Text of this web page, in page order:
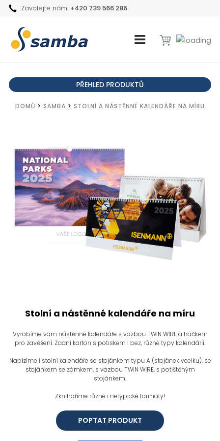
Zavolejte nám: +420 739 566 286
PŘEHLED PRODUKTŮ
DOMŮ > SAMBA > STOLNÍ A NÁSTĚNNÉ KALENDÁŘE NA MÍRU
Stolní a nástěnné kalendáře na míru
Vyrobíme vám nástěnné kalendáře s vazbou TWIN WIRE a háčkem
pro zavěšení. Zadní karton s potiskem i bez, různé typy kalendárií.
Nabízíme i stolní kalendáře se stojánkem typu A (stojánek vcelku), se
stojánkem se zámkem, s vazbou TWIN WIRE, s potištěným
stojánkem.
Zknihaříme různé i netypické formáty!
POPTAT PRODUKT